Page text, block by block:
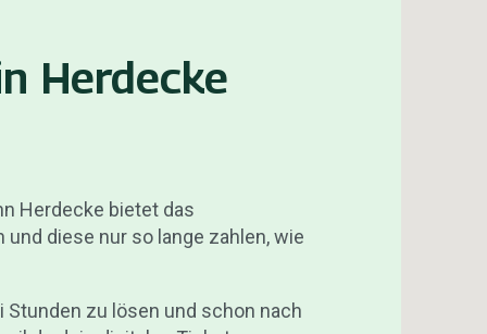
Herdecke
Herdecke bietet das
diese nur so lange zahlen, wie
zu lösen und schon nach